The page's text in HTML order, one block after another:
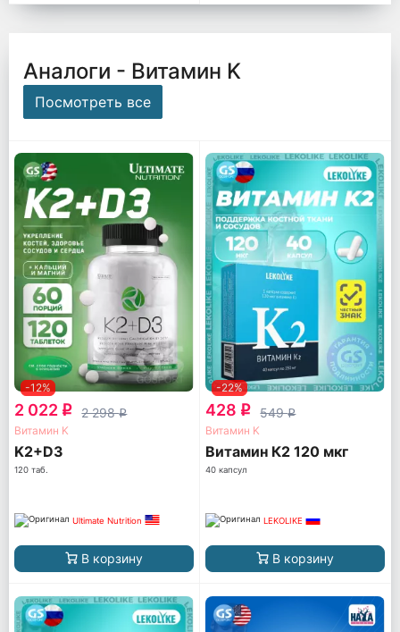
Аналоги - Витамин K
Посмотреть все
-12%
2 022 q 2 298q
Витамин K
K2+D3
120 таб.
Ultimate Nutrition
В корзину
-22%
428 q 549q
Витамин K
Витамин К2 120 мкг
40 капсул
LEKOLIKE
В корзину